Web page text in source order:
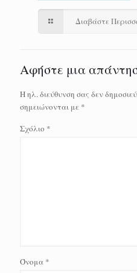
Διαβάστε
Αφήστε μια
Η ηλ. διεύθυνση σας δεν
σημειώνονται με *
Σχόλιο *
Όνομα *